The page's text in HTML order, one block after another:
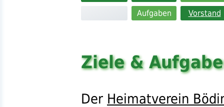
Aufgaben
Vorstand
Ziele &
Der Heimatverein